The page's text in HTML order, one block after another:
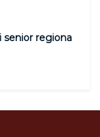
senior regiona